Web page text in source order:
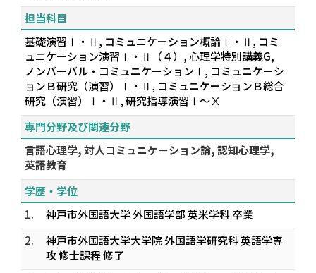
担当科目
基礎演習Ⅰ・Ⅱ, コミュニケーション概論Ⅰ・Ⅱ, コミ
ュニケーション演習Ⅰ・Ⅱ（４）, 心理学特別講義G,
ノンバーバル・コミュニケーションⅠ, コミュニケーシ
ョンＢ研究（演習）Ⅰ・Ⅱ, コミュニケーションＢ総合
研究（演習）Ⅰ・Ⅱ, 研究指導演習Ⅰ～Ⅹ
専門分野及び関連分野
言語心理学, 対人コミュニケーション論, 認知心理学,
英語教育
学歴・学位
1.
神戸市外国語大学 外国語学部 英米学科 卒業
2.
神戸市外国語大学大学院 外国語学研究科 英語学専
攻 修士課程 修了